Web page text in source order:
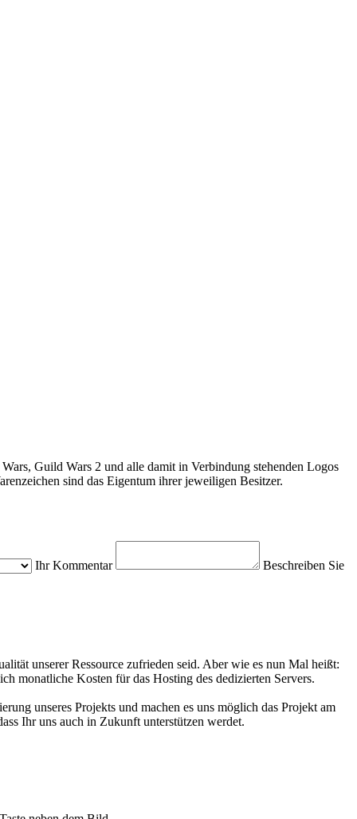
Guild Wars 2 und alle damit in Verbindung stehenden Logos
sind das Eigentum ihrer jeweiligen Besitzer.
Ihr Kommentar Beschreiben Sie
unserer Ressource zufrieden seid. Aber wie es nun Mal heißt:
monatliche Kosten für das Hosting des dedizierten Servers.
unseres Projekts und machen es uns möglich das Projekt am
Ihr uns auch in Zukunft unterstützen werdet.